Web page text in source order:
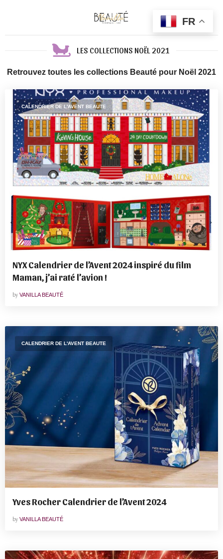
LES COLLECTIONS NOËL 2021
Retrouvez toutes les collections Beauté pour Noël 2021
CALENDRIER DE L'AVENT BEAUTE
NYX Calendrier de l’Avent 2024 inspiré du film
Maman, j’ai raté l’avion !
by VANILLA BEAUTÉ
CALENDRIER DE L'AVENT BEAUTE
Yves Rocher Calendrier de l’Avent 2024
by VANILLA BEAUTÉ
FR